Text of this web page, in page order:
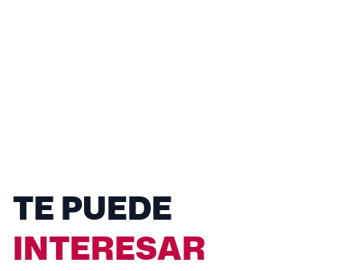
TE PUEDE
INTERESAR